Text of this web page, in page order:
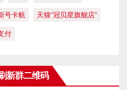
号卡航 天猫“冠贝星旗舰店”
付
新群二维码